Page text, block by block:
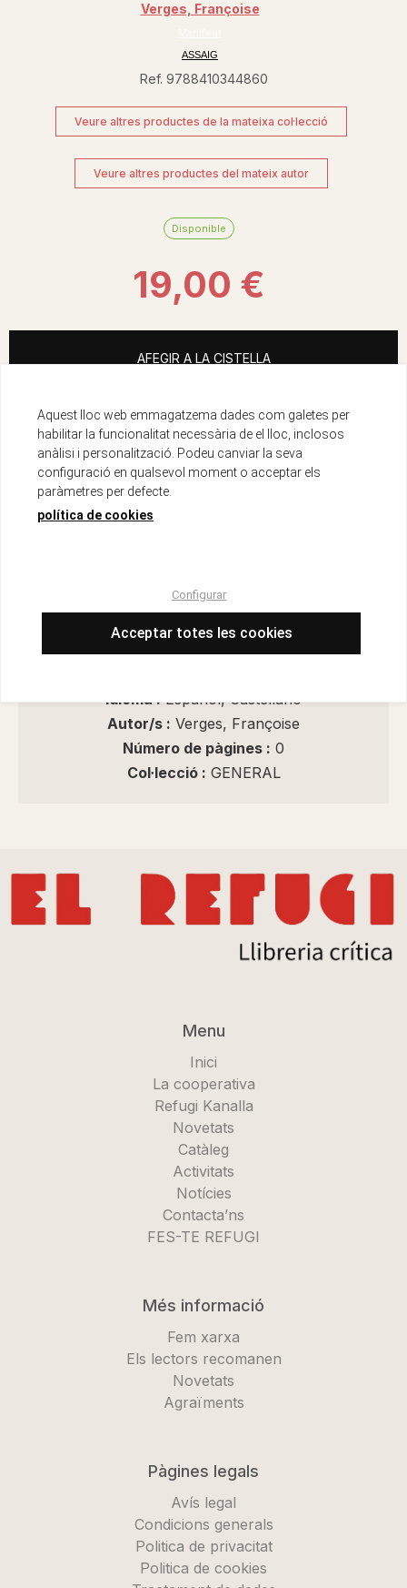
Verges, Françoise
ASSAIG
Ref. 9788410344860
Veure altres productes de la mateixa col·lecció
Veure altres productes del mateix autor
Disponible
19,00 €
AFEGIR A LA CISTELLA
Recursos de seguretat del producte
978-84-10344-86-0
Encuadernació : Espiral
Data d'edició : 01/09/2025
Idioma : Español, Castellano
Autor/s : Verges, Françoise
Número de pàgines : 0
Col·lecció : GENERAL
Menu
Inici
La cooperativa
Refugi Kanalla
Novetats
Catàleg
Activitats
Notícies
Contacta’ns
FES-TE REFUGI
Més informació
Fem xarxa
Els lectors recomanen
Novetats
Agraïments
Pàgines legals
Avís legal
Condicions generals
Politica de privacitat
Politica de cookies
Aquest lloc web emmagatzema dades com galetes per
habilitar la funcionalitat necessària de el lloc, inclosos
anàlisi i personalització. Podeu canviar la seva
configuració en qualsevol moment o acceptar els
paràmetres per defecte.
política de cookies
Configurar
Acceptar totes les cookies